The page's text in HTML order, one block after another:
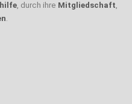
, durch ihre Mitgliedschaft,
.